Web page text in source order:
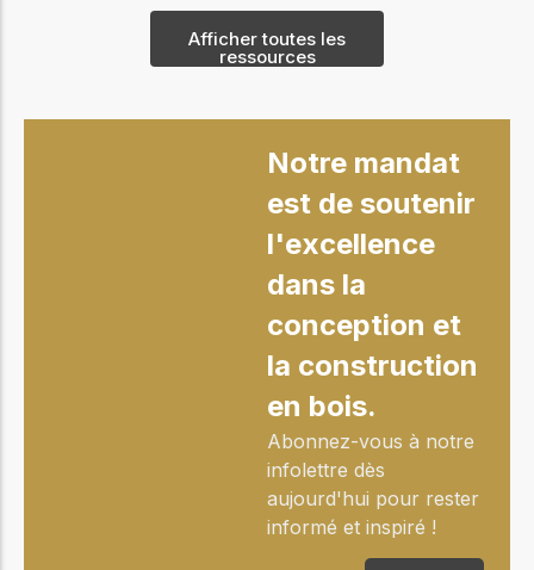
Afficher toutes les
ressources
Notre mandat
est de soutenir
l'excellence
dans la
conception et
la construction
en bois.
Abonnez-vous à notre
infolettre dès
aujourd'hui pour rester
informé et inspiré !